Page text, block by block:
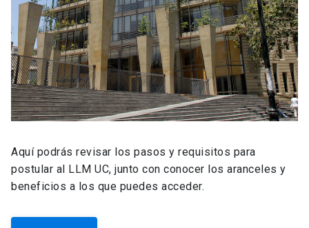
Aquí podrás revisar los pasos y requisitos para
postular al LLM UC, junto con conocer los aranceles y
beneficios a los que puedes acceder.